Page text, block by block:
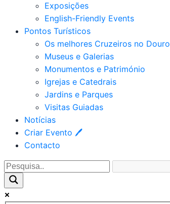
Exposições
English-Friendly Events
Pontos Turísticos
Os melhores Cruzeiros no Douro​
Museus e Galerias
Monumentos e Património
Igrejas e Catedrais
Jardins e Parques
Visitas Guiadas
Notícias
Criar Evento 🖊
Contacto